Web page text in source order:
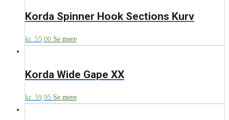
Korda Spinner Hook Sections Kurv
kr. 55,00 Se mere
Korda Wide Gape XX
kr. 59,95 Se mere